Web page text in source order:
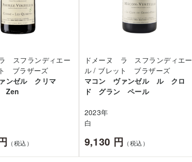
スフランディエー
ブラザーズ
ンゼル クリマ
Zen
（税込）
ドメーヌ ラ スフランディエー
ル / ブレット ブラザーズ
マコン ヴァンゼル ル クロ
ド グラン ペール
2023年
白
9,130 円 （税込）